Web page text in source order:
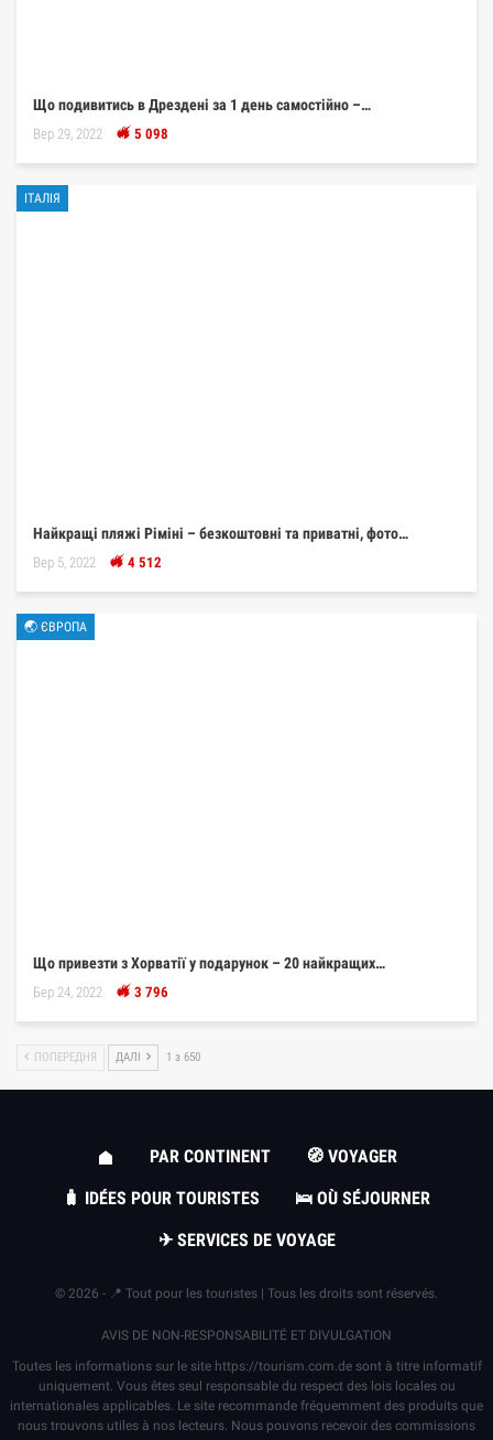
Що подивитись в Дрездені за 1 день самостійно –…
Вер 29, 2022 5 098
ІТАЛІЯ
Найкращі пляжі Ріміні – безкоштовні та приватні, фото…
Вер 5, 2022 4 512
🌏 ЄВРОПА
Що привезти з Хорватії у подарунок – 20 найкращих…
Бер 24, 2022 3 796
ПОПЕРЕДНЯ ДАЛІ 1 з 650
PAR CONTINENT
🧭 VOYAGER
🧳 IDÉES POUR TOURISTES
🛌 OÙ SÉJOURNER
✈ SERVICES DE VOYAGE
© 2026 - 📍 Tout pour les touristes | Tous les droits sont réservés.
AVIS DE NON-RESPONSABILITÉ ET DIVULGATION
Toutes les informations sur le site https://tourism.com.desont à titre informatif
uniquement. Vous êtes seul responsable du respect des lois locales ou
internationales applicables. Le site recommande fréquemment des produits que
nous trouvons utiles à nos lecteurs. Nous pouvons recevoir des commissions